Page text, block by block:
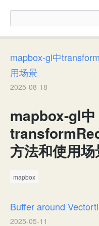
mapbox-gl中
用场景
2025-08-18
mapbox-gl中
方法和使用
mapbox
Buffer around
2025-05-11